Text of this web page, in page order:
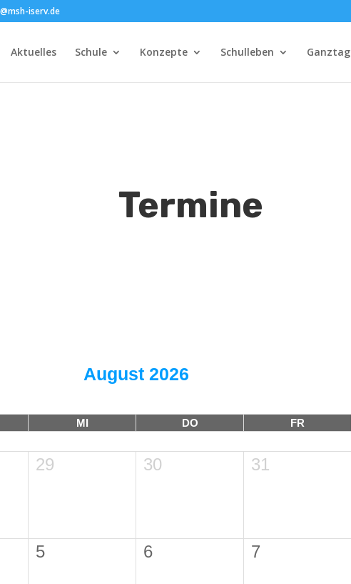
iserv.de
Aktuelles Schule Konzepte Schulleben Ganztag
Termine
August 2026
MI DO FR
29 30 31
5 6 7